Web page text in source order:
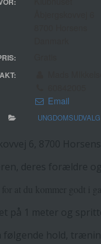
Email
UNGDOMSUDVALG
deres forældre
på 1 meter og
hold,